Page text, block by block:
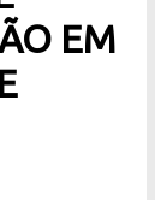
EM